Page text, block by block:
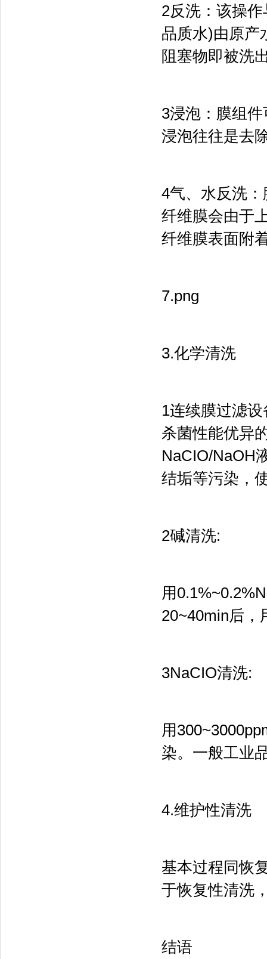
2反洗：该操
品质水)由原产
阻塞物即被洗
3浸泡：膜组
浸泡往往是去
4气、水反洗
纤维膜会由于
纤维膜表面附
7.png
3.化学清洗
1连续膜过滤
杀菌性能优异
NaCIO/NaOH
结垢等污染，
2碱清洗:
用
20~40min后，
3NaCIO清洗:
用
染。一般工业
4.维护性清洗
基本过程同恢
于恢复性清洗
结语